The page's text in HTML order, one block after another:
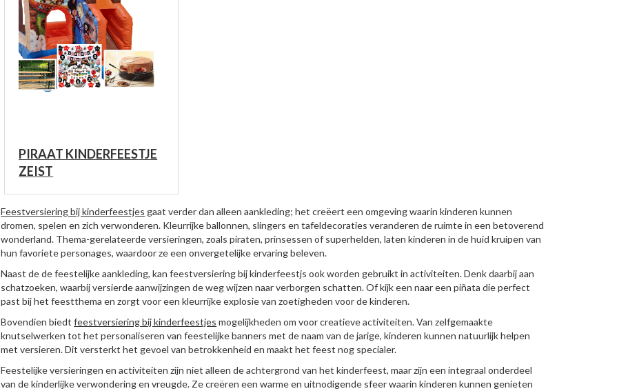
PIRAAT KINDERFEESTJE
ZEIST
Feestversiering bij kinderfeestjes gaat verder dan alleen aankleding; het creëert een omgeving waarin kinderen kunnen
dromen, spelen en zich verwonderen. Kleurrijke ballonnen, slingers en tafeldecoraties veranderen de ruimte in een betoverend
wonderland. Thema-gerelateerde versieringen, zoals piraten, prinsessen of superhelden, laten kinderen in de huid kruipen van
hun favoriete personages, waardoor ze een onvergetelijke ervaring beleven.
Naast de de feestelijke aankleding, kan feestversiering bij kinderfeestjs ook worden gebruikt in activiteiten. Denk daarbij aan
schatzoeken, waarbij versierde aanwijzingen de weg wijzen naar verborgen schatten. Of kijk een naar een piñata die perfect
past bij het feestthema en zorgt voor een kleurrijke explosie van zoetigheden voor de kinderen.
Bovendien biedtfeestversiering bij kinderfeestjes mogelijkheden om voor creatieve activiteiten. Van zelfgemaakte
knutselwerken tot het personaliseren van feestelijke banners met de naam van de jarige, kinderen kunnen natuurlijk helpen
met versieren. Dit versterkt het gevoel van betrokkenheid en maakt het feest nog specialer.
Feestelijke versieringen en activiteiten zijn niet alleen de achtergrond van het kinderfeest, maar zijn een integraal onderdeel
van de kinderlijke verwondering en vreugde. Ze creëren een warme en uitnodigende sfeer waarin kinderen kunnen genieten